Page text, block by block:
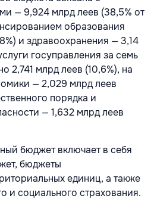
— 9,924 млрд леев (38,5% от
образования
и здравоохранения — 3,14
госуправления за семь
2,741 млрд леев (10,6%), на
— 2,029 млрд леев
порядка и
— 1,632 млрд леев
бюджет включает в себя
бюджеты
единиц, а также
и социального страхования.